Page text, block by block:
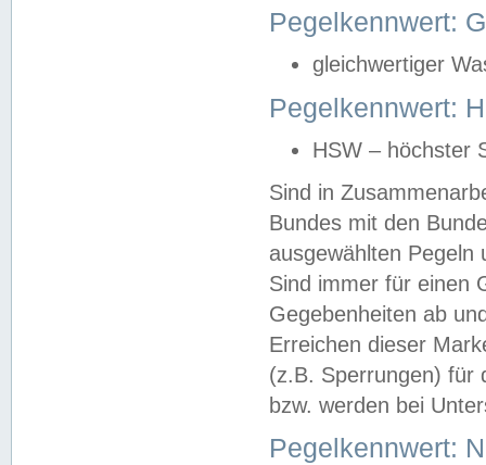
Pegelkennwert:
gleichwertiger
Pegelkennwert:
HSW – höchster
Sind in
Bundes mit den
ausgewählten
Sind immer für einen
Gegebenheiten ab
Erreichen dieser
(z.B. Sperrungen) für
bzw. werden bei
Pegelkennwert: